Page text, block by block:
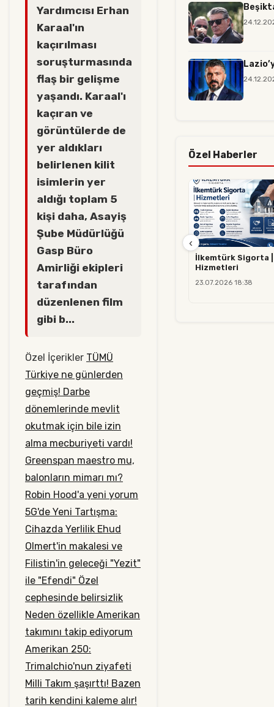
Yardımcısı Erhan
Karaal'ın
kaçırılması
soruşturmasında
flaş bir gelişme
yaşandı. Karaal'ı
kaçıran ve
görüntülerde de
yer aldıkları
belirlenen kilit
isimlerin yer
aldığı toplam 5
kişi daha, Asayiş
Şube Müdürlüğü
Gasp Büro
Amirliği ekipleri
tarafından
düzenlenen film
gibi b...
Özel İçerikler TÜMÜ
Türkiye ne günlerden
geçmiş! Darbe
dönemlerinde mevlit
okutmak için bile izin
alma mecburiyeti vardı!
Greenspan maestro mu,
balonların mimarı mı?
Robin Hood'a yeni yorum
5G'de Yeni Tartışma:
Cihazda Yerlilik Ehud
Olmert'in makalesi ve
Filistin'in geleceği "Yezit"
ile "Efendi" Özel
cephesinde belirsizlik
Neden özellikle Amerikan
takımını takip ediyorum
Amerikan 250:
Trimalchio'nun ziyafeti
Milli Takım şaşırttı! Bazen
tarih kendini kaleme alır!
Özel Haberler
İlkemtürk Sigorta |
Hizmetleri
23.07.2026 18:38
‹